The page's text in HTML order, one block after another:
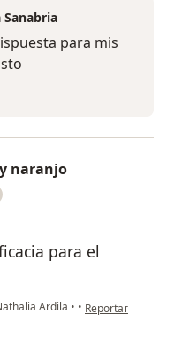
para mis
naranjo
para el
Ardila • • en opinión del
Reportar